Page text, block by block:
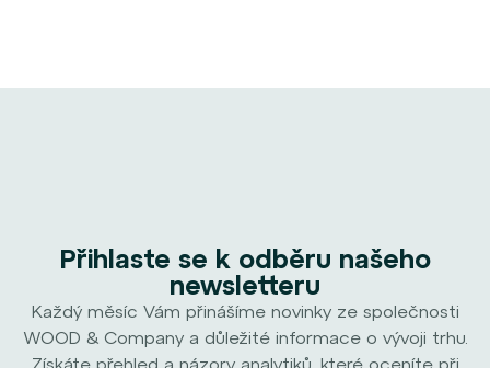
Přihlaste se k odběru našeho
newsletteru
Každý měsíc Vám přinášíme novinky ze společnosti
WOOD & Company a důležité informace o vývoji trhu.
Získáte přehled a názory analytiků, které oceníte při